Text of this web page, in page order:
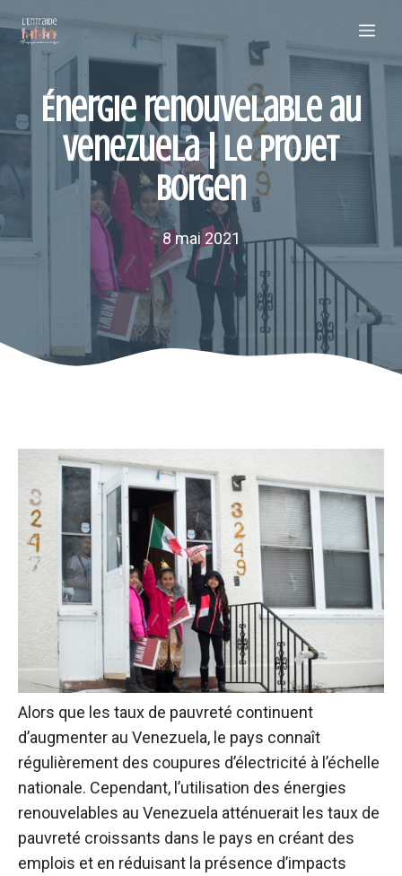
contenu
Énergie renouvelable au
Venezuela | Le projet
Borgen
8 mai 2021
Alors que les taux de pauvreté continuent
d’augmenter au Venezuela, le pays connaît
régulièrement des coupures d’électricité à l’échelle
nationale. Cependant, l’utilisation des énergies
renouvelables au Venezuela atténuerait les taux de
pauvreté croissants dans le pays en créant des
emplois et en réduisant la présence d’impacts